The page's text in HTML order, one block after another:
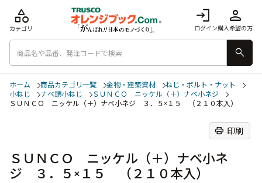
login
ログイン
person
購入希望の方
category
カテゴリ
search
ホーム 商品カテゴリ一覧 金物・建築資材
ねじ・ボルト・ナット
小ねじ
ナベ頭小ねじ
ＳＵＮＣＯ ニッケル（＋）ナベ小ネジ
ＳＵＮＣＯ ニッケル（＋）ナベ小ネジ ３．５×１５ （２１０本入）
print 印刷
ＳＵＮＣＯ ニッケル（＋）ナベ小ネ
ジ ３．５×１５ （２１０本入）